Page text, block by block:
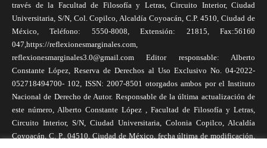
través de la Facultad de Filosofía y Letras, Circuito Interior, Ciudad
Universitaria, S/N, Col. Copilco, Alcaldía Coyoacán, C.P. 4510, Ciudad de
México, Teléfono: 5550-8008, Extensión: 21815, Fax:56160
047,https://reflexionesmarginales.com,
reflexionesmarginales3.0@gmail.com Editor responsable: Alberto
Constante López, Reserva de Derechos al Uso Exclusivo No. 04-2022-
052718494700- 102, ISSN: 2007-8501 otorgados ambos por el Instituto
Nacional de Derecho de Autor. Responsable de la última actualización de
este número, Alberto Constante López , Facultad de Filosofía y Letras,
Circuito Interior, S/N, Ciudad Universitaria, Colonia Copilco, Alcaldía
Coyoacán, C. P., 04510, Ciudad de México, fecha última de modificación,